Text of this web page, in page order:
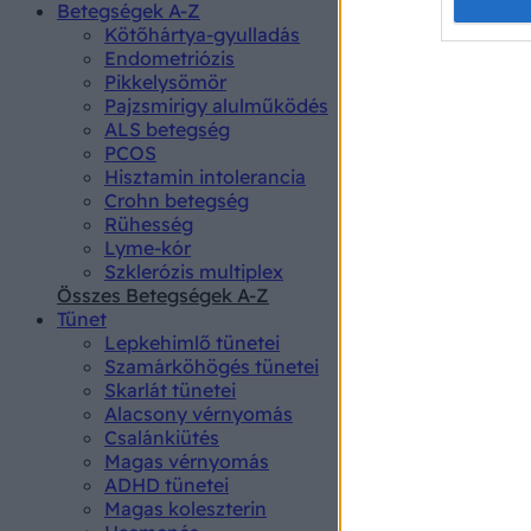
Betegségek A-Z
Kötőhártya-gyulladás
Endometriózis
Pikkelysömör
Pajzsmirigy alulműködés
ALS betegség
PCOS
Hisztamin intolerancia
Crohn betegség
Rühesség
Lyme-kór
Szklerózis multiplex
Összes Betegségek A-Z
Tünet
Lepkehimlő tünetei
Szamárköhögés tünetei
Skarlát tünetei
Alacsony vérnyomás
Csalánkiütés
Magas vérnyomás
ADHD tünetei
Magas koleszterin